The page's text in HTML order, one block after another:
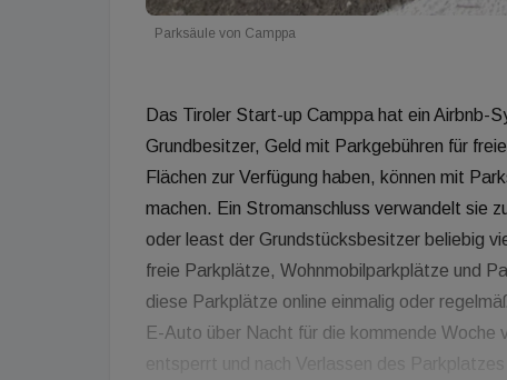
Parksäule von Camppa
Das Tiroler Start-up Camppa hat ein Airbnb-
Grundbesitzer, Geld mit Parkgebühren für
Flächen zur Verfügung haben, können mit
machen. Ein Stromanschluss verwandelt sie
oder least der Grundstücksbesitzer beliebig
freie Parkplätze, Wohnmobilparkplätze und
diese Parkplätze online einmalig oder
E-Auto über Nacht für die kommende Woche
entsperrt und nach Verlassen des